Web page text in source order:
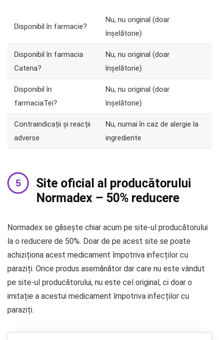
Disponibil în farmacie?
Nu, nu original (doar
înșelătorie)
Disponibil în farmacia
Catena?
Nu, nu original (doar
înșelătorie)
Disponibil în
farmaciaTei?
Nu, nu original (doar
înșelătorie)
Contraindicații și reacții
adverse
Nu, numai în caz de alergie la
ingrediente
Site oficial al producătorului
Normadex – 50% reducere
Normadex se găsește chiar acum pe site-ul producătorului
la o reducere de 50%. Doar de pe acest site se poate
achiziționa acest medicament împotriva infecților cu
paraziți. Orice produs asemănător dar care nu este vândut
pe site-ul producătorului, nu este cel original, ci doar o
imitație a acestui medicament împotriva infecților cu
paraziți.